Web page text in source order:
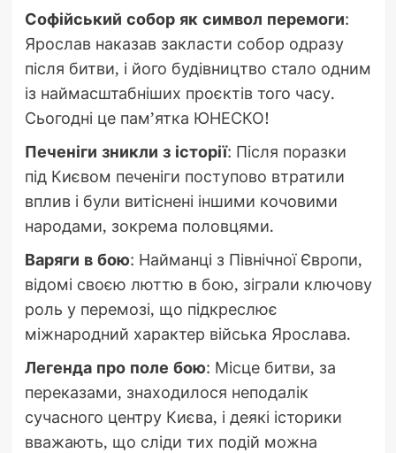
Софійський собор як символ перемоги:
Ярослав наказав закласти собор одразу
після битви, і його будівництво стало одним
із наймасштабніших проєктів того часу.
Сьогодні це пам’ятка ЮНЕСКО!
Печеніги зникли з історії: Після поразки
під Києвом печеніги поступово втратили
вплив і були витіснені іншими кочовими
народами, зокрема половцями.
Варяги в бою: Найманці з Північної Європи,
відомі своєю люттю в бою, зіграли ключову
роль у перемозі, що підкреслює
міжнародний характер війська Ярослава.
Легенда про поле бою: Місце битви, за
переказами, знаходилося неподалік
сучасного центру Києва, і деякі історики
вважають, що сліди тих подій можна